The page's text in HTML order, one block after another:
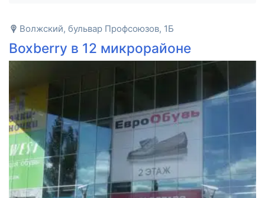
Волжский, бульвар Профсоюзов, 1Б
Boxberry в 12 микрорайоне